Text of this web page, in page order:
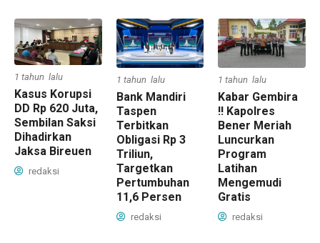
1 tahun lalu
Kasus Korupsi
DD Rp 620 Juta,
Sembilan Saksi
Dihadirkan
Jaksa Bireuen
redaksi
1 tahun lalu
Bank Mandiri
Taspen
Terbitkan
Obligasi Rp 3
Triliun,
Targetkan
Pertumbuhan
11,6 Persen
redaksi
1 tahun lalu
Kabar Gembira
!! Kapolres
Bener Meriah
Luncurkan
Program
Latihan
Mengemudi
Gratis
redaksi